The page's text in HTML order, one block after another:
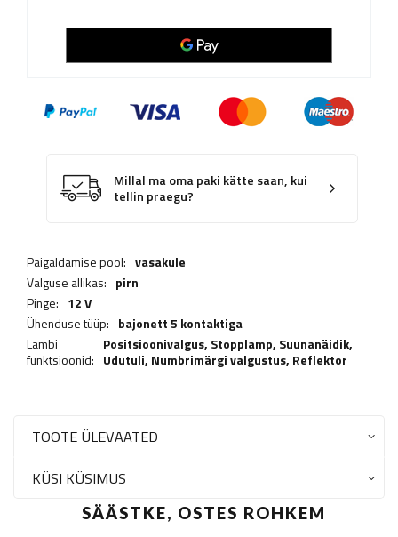
Millal ma oma paki kätte saan, kui
tellin praegu?
Paigaldamise pool: vasakule
Valguse allikas: pirn
Pinge: 12 V
Ühenduse tüüp: bajonett 5 kontaktiga
Lambi
funktsioonid:
Positsioonivalgus, Stopplamp, Suunanäidik,
Udutuli, Numbrimärgi valgustus, Reflektor
TOOTE ÜLEVAATED
KÜSI KÜSIMUS
SÄÄSTKE, OSTES ROHKEM